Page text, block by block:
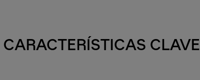
CARACTERÍSTICAS CLAVE